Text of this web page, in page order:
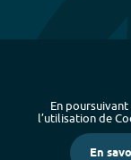
Mentions légales et
En
l’utilisation de
En